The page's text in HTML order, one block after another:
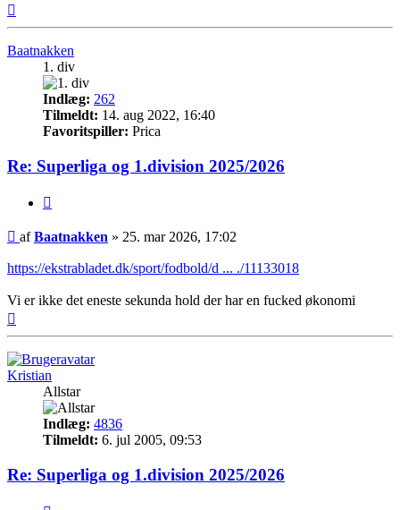
Baatnakken
1. div
Indlæg: 262
Tilmeldt: 14. aug 2022, 16:40
Favoritspiller: Prica
Re: Superliga og 1.division 2025/2026
Indlæg
afBaatnakken » 25. mar 2026, 17:02
https://ekstrabladet.dk/sport/fodbold/d ... ./11133018
Vi er ikke det eneste sekunda hold der har en fucked økonomi
Kristian
Allstar
Indlæg: 4836
Tilmeldt: 6. jul 2005, 09:53
Re: Superliga og 1.division 2025/2026